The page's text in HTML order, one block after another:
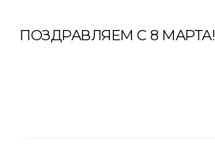
ПОЗДРАВЛЯЕМ С 8 МАРТА!